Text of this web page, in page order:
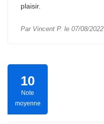
plaisir.
Par Vincent P. le 07/08/2022
10
Note
moyenne